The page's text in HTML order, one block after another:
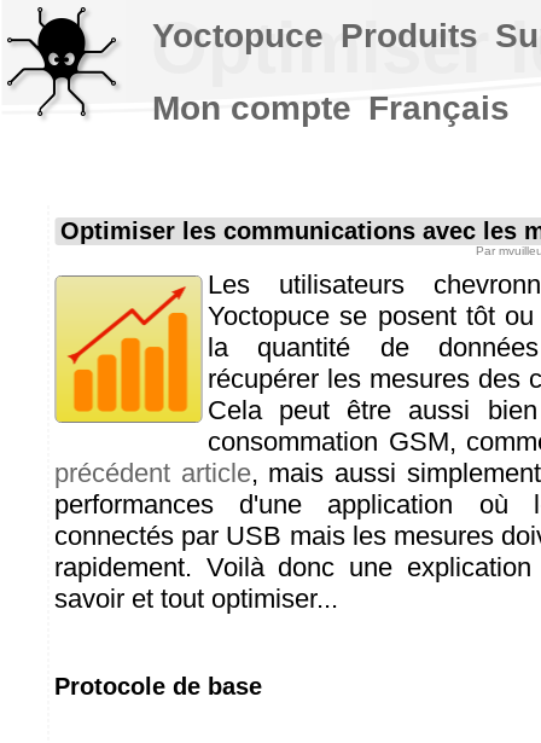
Optimiser
Optimiser les communications avec les
Par
Les utilisateurs
Yoctopuce se posent tôt
la quantité de
récupérer les mesures des
Cela peut être aussi
consommation GSM,
précédent article, mais aussi
performances d'une application où
connectés par USB mais les mesures
rapidement. Voilà donc une
savoir et tout optimiser...
Protocole de base
Yoctopuce Produits
Mon compte Français